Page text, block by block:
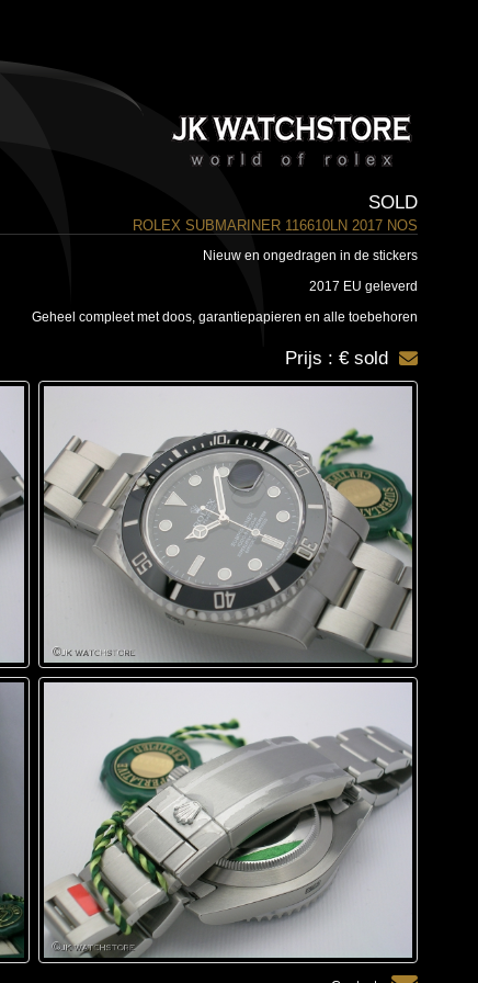
SOLD
ROLEX SUBMARINER 116610LN 2017 NOS
Nieuw en ongedragen in de stickers
2017 EU geleverd
Geheel compleet met doos, garantiepapieren en alle toebehoren
Prijs : € sold